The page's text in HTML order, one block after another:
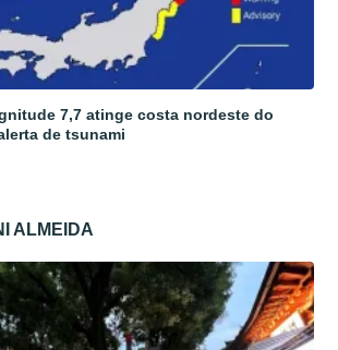
7,7 atinge costa nordeste do
de tsunami
ALMEIDA